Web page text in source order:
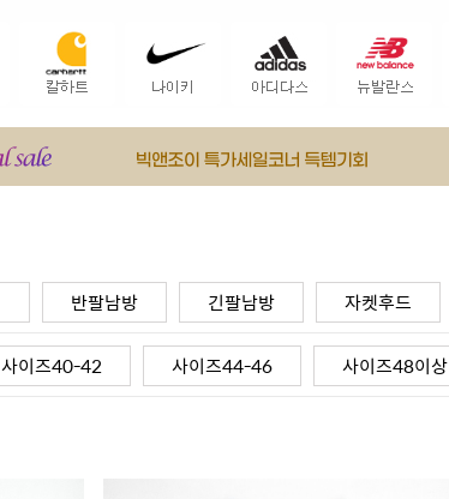
반팔남방 긴팔남방 자켓후드
사이즈40-42 사이즈44-46 사이즈48이상